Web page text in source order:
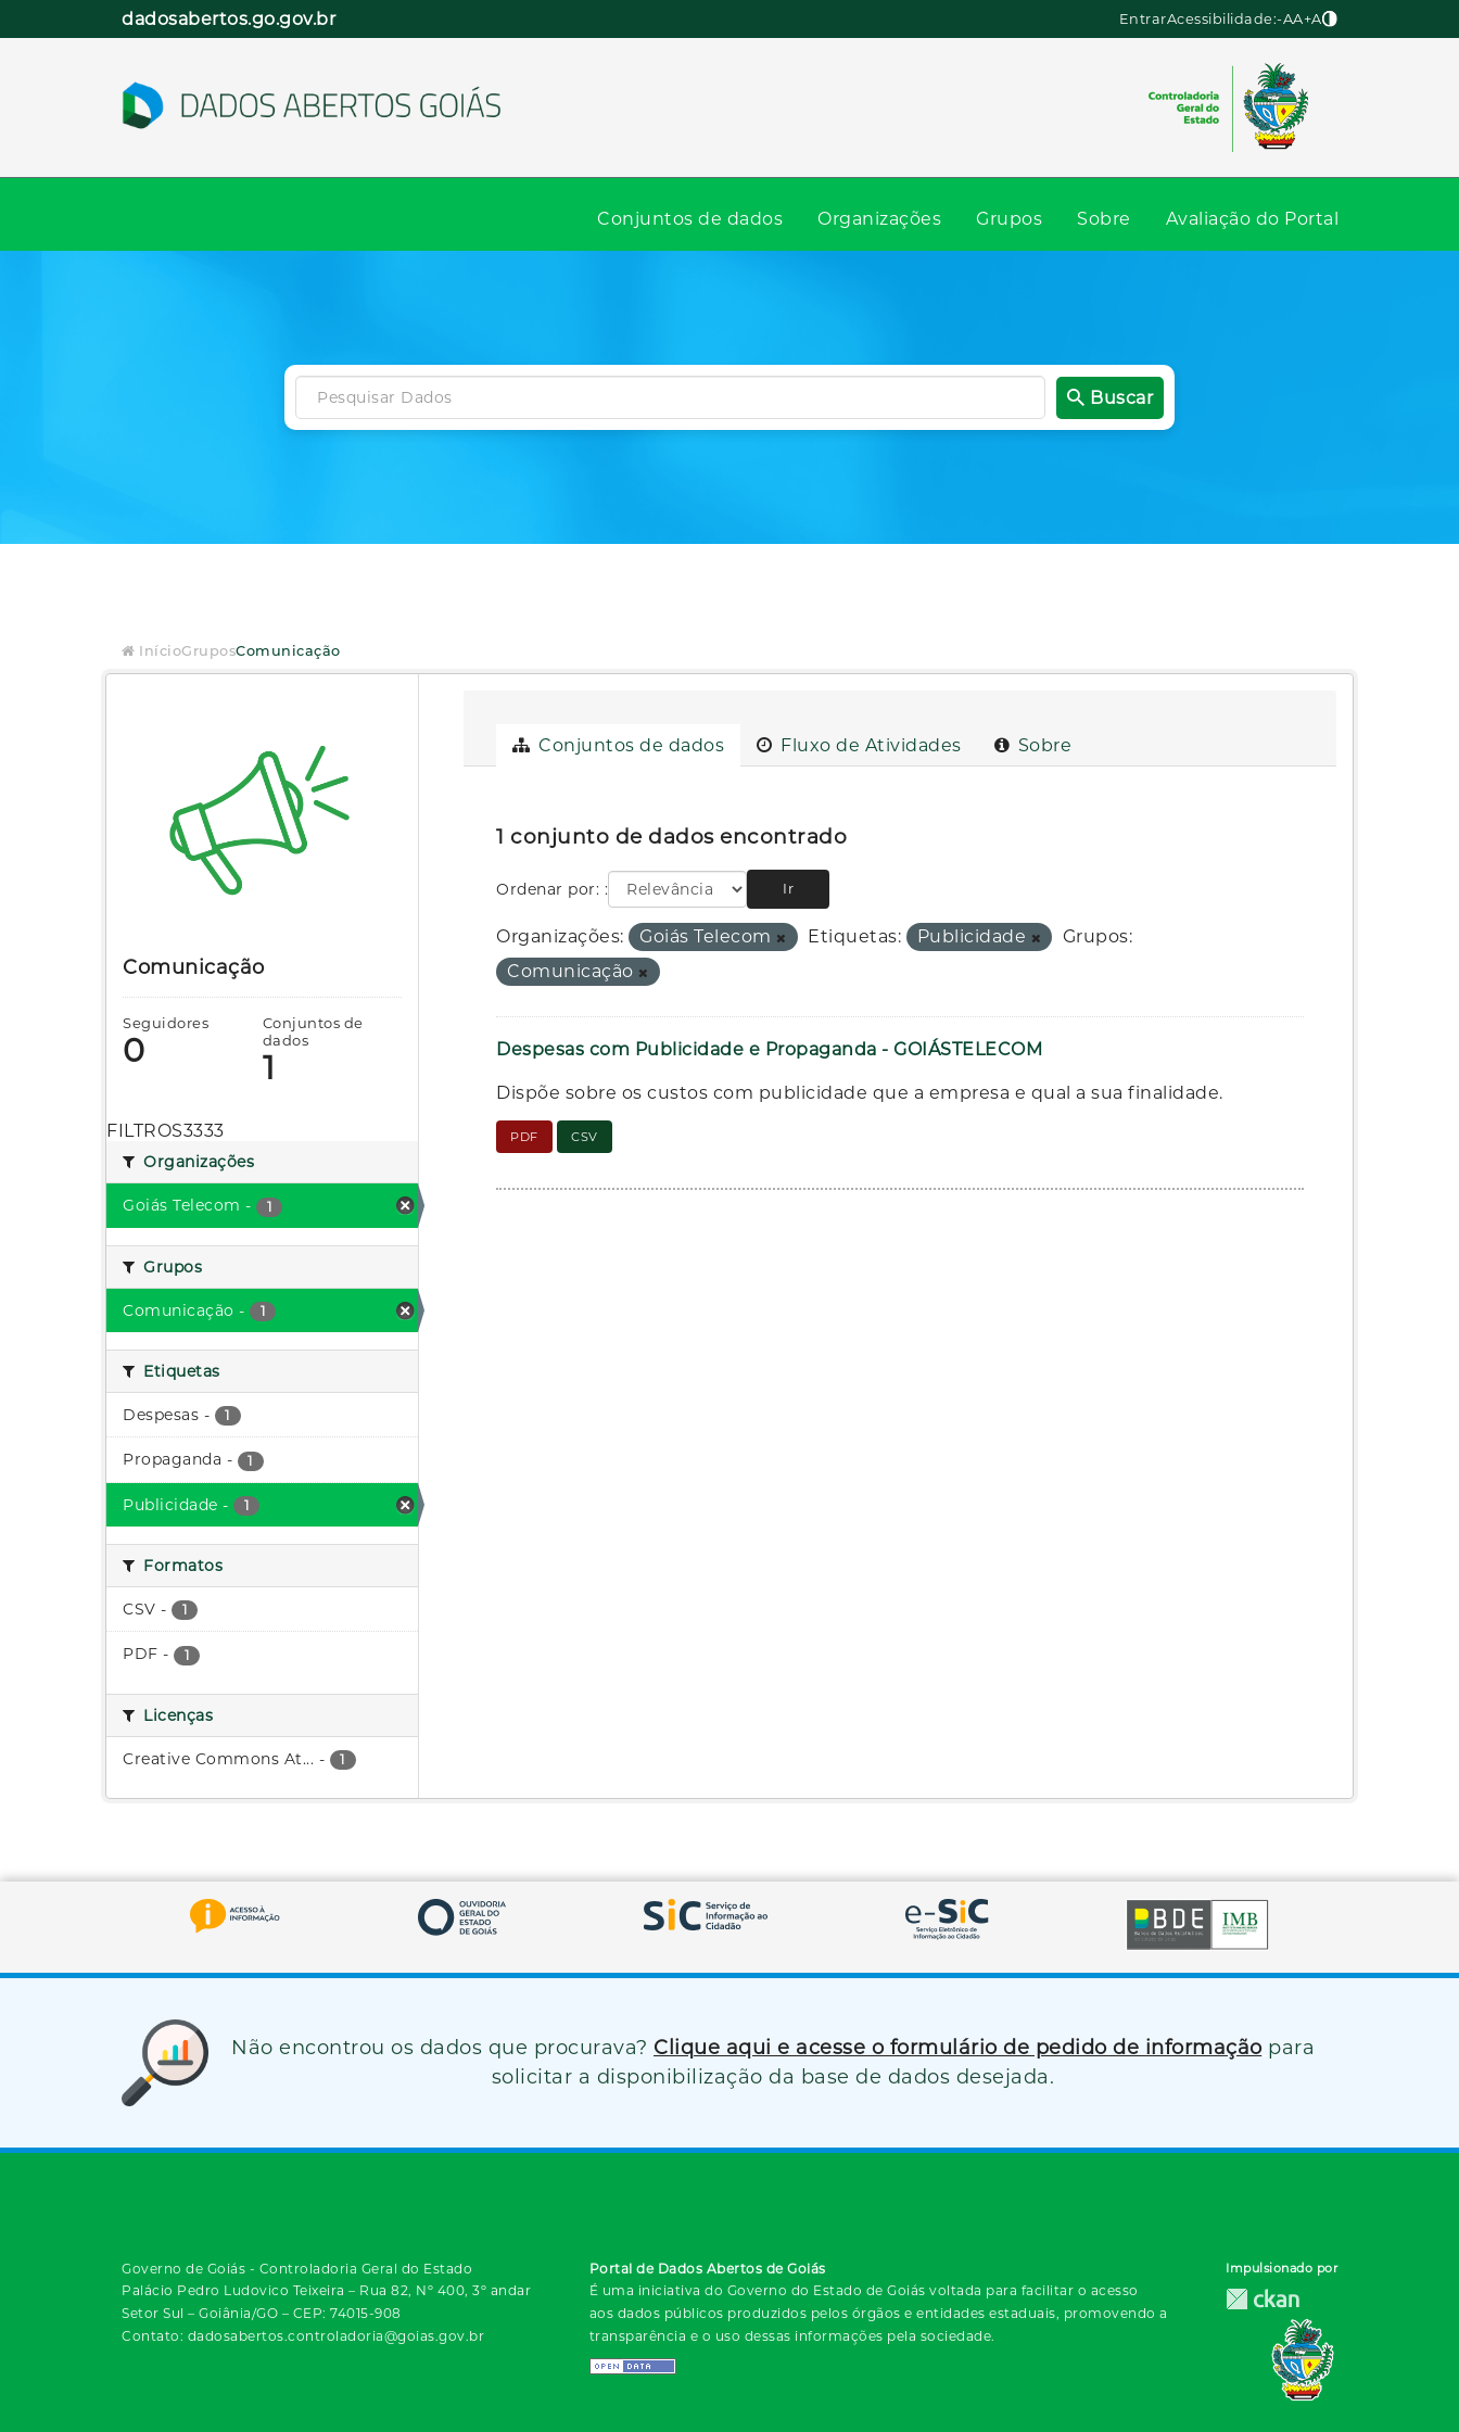
dadosabertos.go.gov.br EntrarAcessibilidade:-AA+A
Conjuntos de dados Organizações Grupos Sobre Avaliação do Portal
Buscar
InícioGruposComunicação
Comunicação
Seguidores
0
Conjuntos de
dados
1
FILTROS3333
Organizações
Goiás Telecom - 1
Grupos
Comunicação - 1
Etiquetas
Despesas - 1
Propaganda - 1
Publicidade - 1
Formatos
CSV - 1
PDF - 1
Licenças
Creative Commons At... - 1
Conjuntos de dados Fluxo de Atividades Sobre
1 conjunto de dados encontrado
Ordenar por: Ir
Organizações: Goiás Telecom Etiquetas: Publicidade
Grupos:
Comunicação
Despesas com Publicidade e Propaganda - GOIÁSTELECOM
Dispõe sobre os custos com publicidade que a empresa e qual a sua finalidade.
PDF CSV
Não encontrou os dados que procurava? Clique aqui e acesse o formulário de pedido de informação para
solicitar a disponibilização da base de dados desejada.
Governo de Goiás - Controladoria Geral do Estado
Palácio Pedro Ludovico Teixeira – Rua 82, Nº 400, 3º andar
Setor Sul – Goiânia/GO – CEP: 74015-908
Contato: dadosabertos.controladoria@goias.gov.br
Portal de Dados Abertos de Goiás
É uma iniciativa do Governo do Estado de Goiás voltada para facilitar o acesso
aos dados públicos produzidos pelos órgãos e entidades estaduais, promovendo a
transparência e o uso dessas informações pela sociedade.
Impulsionado por